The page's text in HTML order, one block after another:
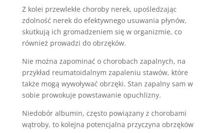
Z kolei przewlekłe choroby nerek, upośledzając
zdolność nerek do efektywnego usuwania płynów,
skutkują ich gromadzeniem się w organizmie, co
również prowadzi do obrzęków.
Nie można zapominać o chorobach zapalnych, na
przykład reumatoidalnym zapaleniu stawów, które
także mogą wywoływać obrzęki. Stan zapalny sam w
sobie prowokuje powstawanie opuchlizny.
Niedobór albumin, często powiązany z chorobami
wątroby, to kolejna potencjalna przyczyna obrzęków